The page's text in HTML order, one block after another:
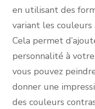
en utilisant des
variant les
Cela permet
personnalité à
vous pouvez
donner une
des couleurs